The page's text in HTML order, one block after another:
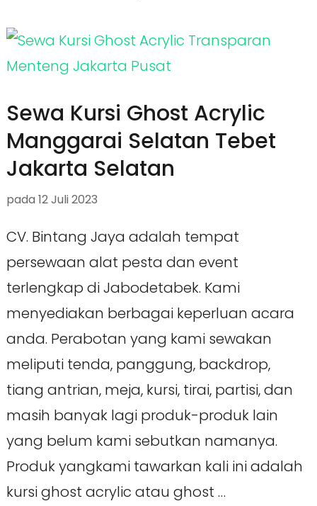
Sewa Kursi Ghost Acrylic
Manggarai Selatan Tebet
Jakarta Selatan
pada 12 Juli 2023
CV. Bintang Jaya adalah tempat
persewaan alat pesta dan event
terlengkap di Jabodetabek. Kami
menyediakan berbagai keperluan acara
anda. Perabotan yang kami sewakan
meliputi tenda, panggung, backdrop,
tiang antrian, meja, kursi, tirai, partisi, dan
masih banyak lagi produk-produk lain
yang belum kami sebutkan namanya.
Produk yangkami tawarkan kali ini adalah
kursi ghost acrylic atau ghost …